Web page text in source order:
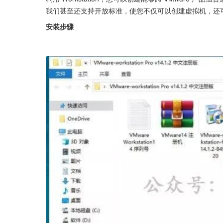
我们甚至还支持开放标准，使您不仅可以创建虚拟机，
安装步骤